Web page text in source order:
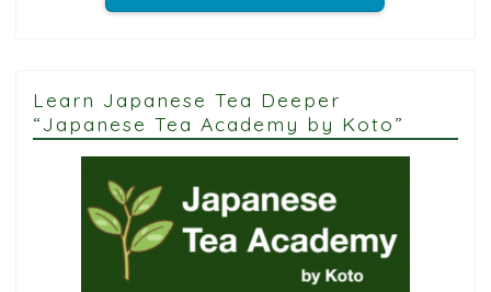
Learn Japanese Tea Deeper
“Japanese Tea Academy by Koto”